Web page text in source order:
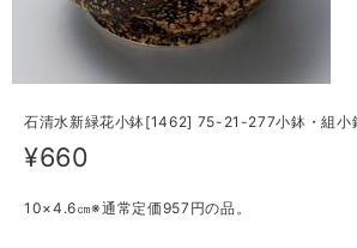
石清水新緑花小鉢[1462] 75-21-277小鉢・組小
¥660
10×4.6㎝※通常定価957円の品。